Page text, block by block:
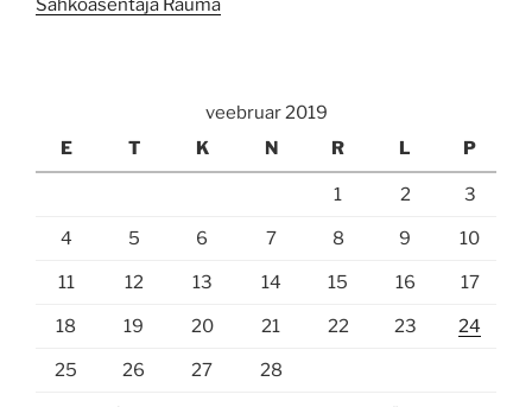
veebruar 2019
E
T K N R L P
1 2 3
4 5 6 7 8 9 10
11 12 13 14 15 16 17
18 19 20 21 22 23 24
25 26 27 28